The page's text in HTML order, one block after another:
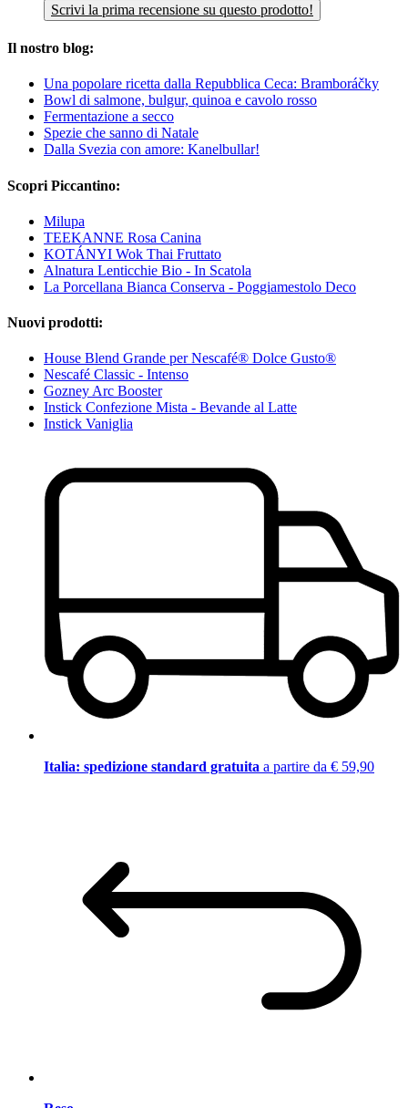
Scrivi la prima recensione su questo prodotto!
Il nostro blog:
Una popolare ricetta dalla Repubblica Ceca: Bramboráčky
Bowl di salmone, bulgur, quinoa e cavolo rosso
Fermentazione a secco
Spezie che sanno di Natale
Dalla Svezia con amore: Kanelbullar!
Scopri Piccantino:
Milupa
TEEKANNE Rosa Canina
KOTÁNYI Wok Thai Fruttato
Alnatura Lenticchie Bio - In Scatola
La Porcellana Bianca Conserva - Poggiamestolo Deco
Nuovi prodotti:
House Blend Grande per Nescafé® Dolce Gusto®
Nescafé Classic - Intenso
Gozney Arc Booster
Instick Confezione Mista - Bevande al Latte
Instick Vaniglia
Italia: spedizione standard gratuita a partire da € 59,90